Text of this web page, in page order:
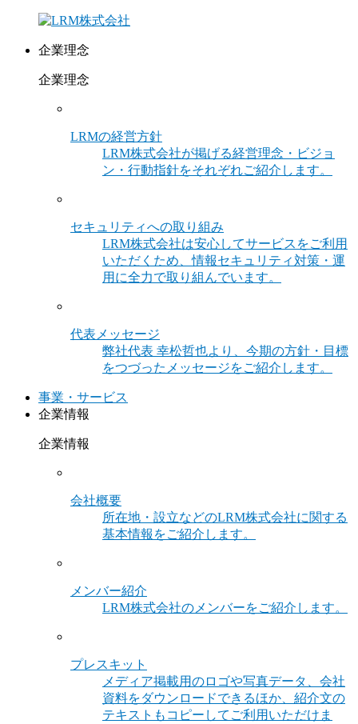
企業理念
企業理念
LRMの経営方針
LRM株式会社が掲げる経営理念・ビジョ
ン・行動指針をそれぞれご紹介します。
セキュリティへの取り組み
LRM株式会社は安心してサービスをご利用
いただくため、情報セキュリティ対策・運
用に全力で取り組んでいます。
代表メッセージ
弊社代表 幸松哲也より、今期の方針・目標
をつづったメッセージをご紹介します。
事業・サービス
企業情報
企業情報
会社概要
所在地・設立などのLRM株式会社に関する
基本情報をご紹介します。
メンバー紹介
LRM株式会社のメンバーをご紹介します。
プレスキット
メディア掲載用のロゴや写真データ、会社
資料をダウンロードできるほか、紹介文の
テキストもコピーしてご利用いただけま